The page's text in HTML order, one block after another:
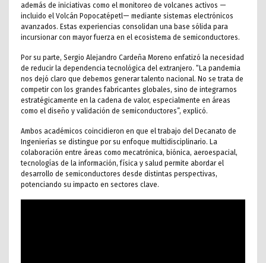
además de iniciativas como el monitoreo de volcanes activos —
incluido el Volcán Popocatépetl— mediante sistemas electrónicos
avanzados. Estas experiencias consolidan una base sólida para
incursionar con mayor fuerza en el ecosistema de semiconductores.
Por su parte, Sergio Alejandro Cardeña Moreno enfatizó la necesidad
de reducir la dependencia tecnológica del extranjero. “La pandemia
nos dejó claro que debemos generar talento nacional. No se trata de
competir con los grandes fabricantes globales, sino de integrarnos
estratégicamente en la cadena de valor, especialmente en áreas
como el diseño y validación de semiconductores”, explicó.
Ambos académicos coincidieron en que el trabajo del Decanato de
Ingenierías se distingue por su enfoque multidisciplinario. La
colaboración entre áreas como mecatrónica, biónica, aeroespacial,
tecnologías de la información, física y salud permite abordar el
desarrollo de semiconductores desde distintas perspectivas,
potenciando su impacto en sectores clave.